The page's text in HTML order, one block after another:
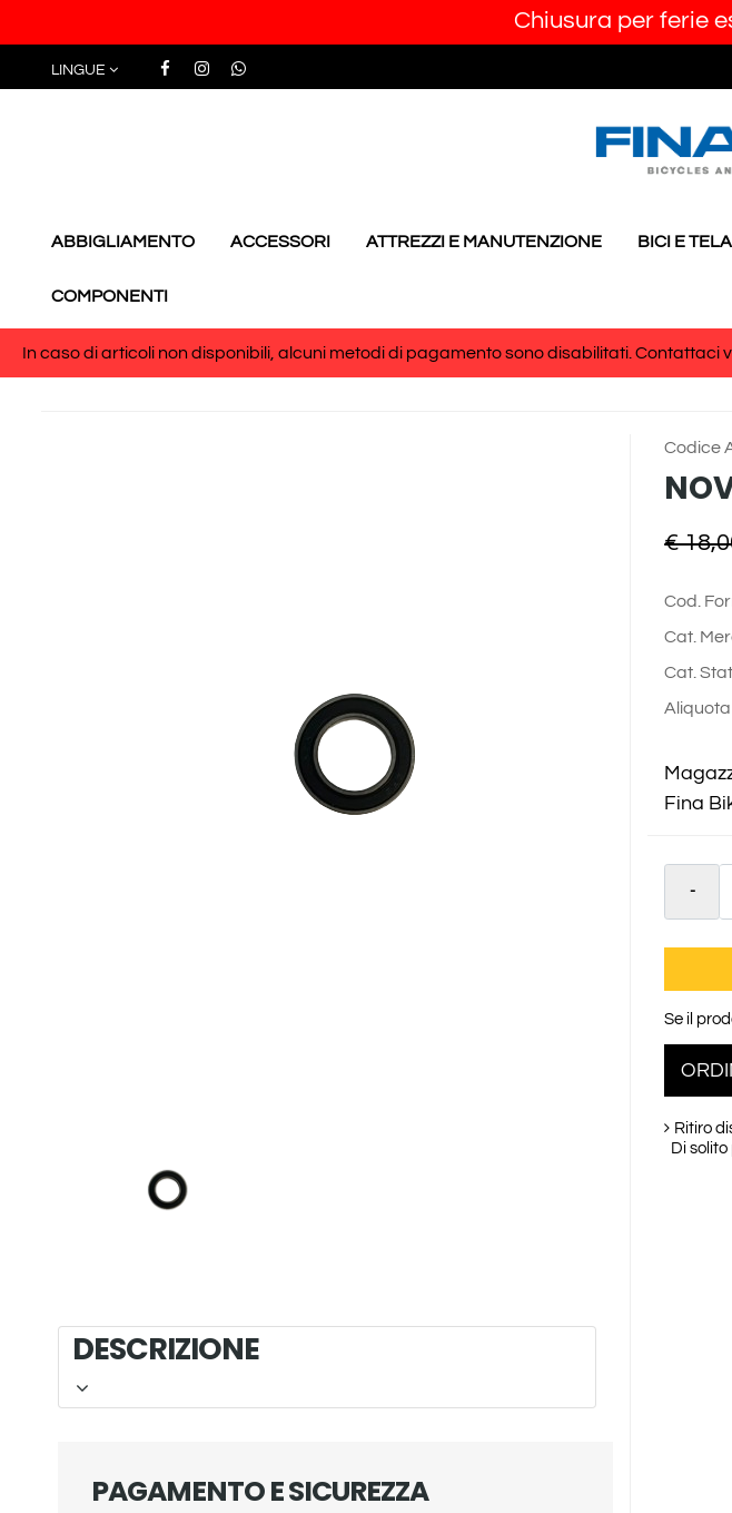
Chiusura per ferie
LINGUE
ABBIGLIAMENTO ACCESSORI ATTREZZI E MANUTENZIONE BICI E
COMPONENTI
In caso di articoli non disponibili, alcuni metodi di pagamento sono disabilitati. Contattaci
DESCRIZIONE
PAGAMENTO E SICUREZZA
Codice
€
Cod.
Cat.
Cat.
Aliquota
Fina
Se il
Ritiro
Di solito